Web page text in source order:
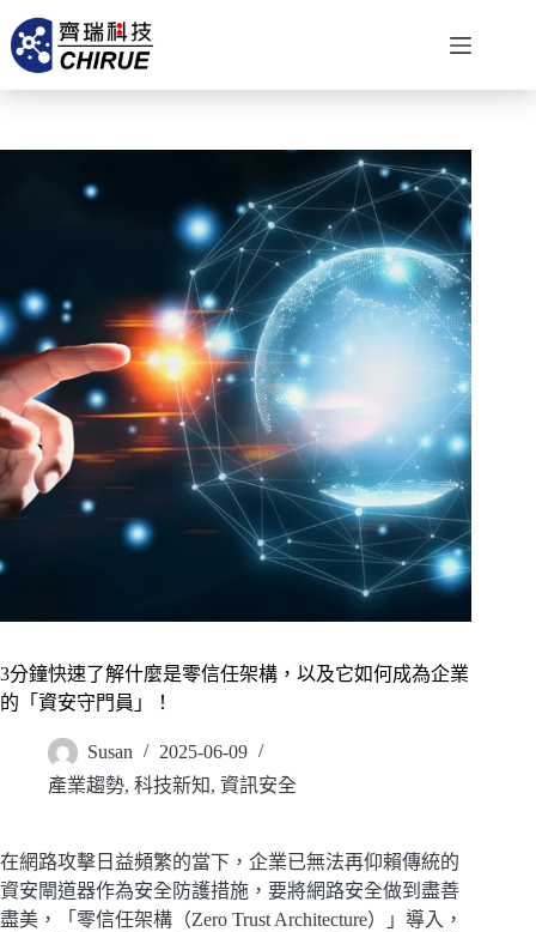
3分鐘快速了解什麼是零信任架構，以及它如何成為企業
的「資安守門員」！
Susan
2025-06-09
產業趨勢, 科技新知, 資訊安全
在網路攻擊日益頻繁的當下，企業已無法再仰賴傳統的
資安閘道器作為安全防護措施，要將網路安全做到盡善
盡美，「零信任架構（Zero Trust Architecture）」導入，